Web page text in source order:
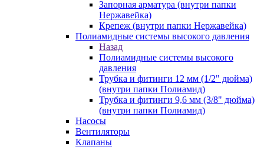
Запорная арматура (внутри папки
Нержавейка)
Крепеж (внутри папки Нержавейка)
Полиамидные системы высокого давления
Назад
Полиамидные системы высокого
давления
Трубка и фитинги 12 мм (1/2" дюйма)
(внутри папки Полиамид)
Трубка и фитинги 9,6 мм (3/8" дюйма)
(внутри папки Полиамид)
Насосы
Вентиляторы
Клапаны